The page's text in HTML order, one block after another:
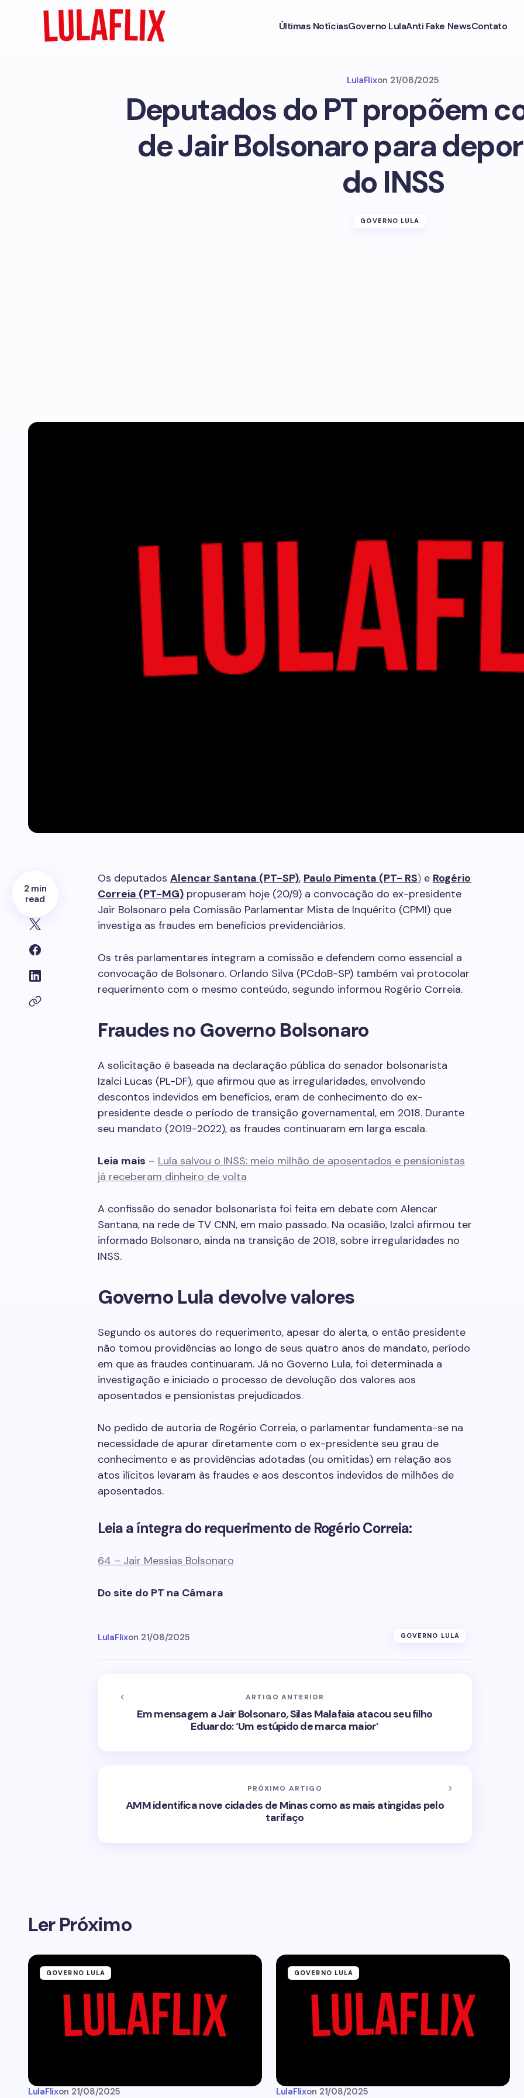
Últimas NotíciasGoverno LulaAnti Fake NewsContato
LulaFlixon 21/08/2025
Deputados do PT propõem
de Jair Bolsonaro para
do INSS
GOVERNO LULA
2 min
read
Os deputados Alencar Santana (PT-SP), Paulo Pimenta (PT- RS) e Rogério
Correia (PT-MG) propuseram hoje (20/9) a convocação do ex-presidente
Jair Bolsonaro pela Comissão Parlamentar Mista de Inquérito (CPMI) que
investiga as fraudes em benefícios previdenciários.
Os três parlamentares integram a comissão e defendem como essencial a
convocação de Bolsonaro. Orlando Silva (PCdoB-SP) também vai protocolar
requerimento com o mesmo conteúdo, segundo informou Rogério Correia.
Fraudes no Governo Bolsonaro
A solicitação é baseada na declaração pública do senador bolsonarista
Izalci Lucas (PL-DF), que afirmou que as irregularidades, envolvendo
descontos indevidos em benefícios, eram de conhecimento do ex-
presidente desde o período de transição governamental, em 2018. Durante
seu mandato (2019-2022), as fraudes continuaram em larga escala.
Leia mais – Lula salvou o INSS: meio milhão de aposentados e pensionistas
já receberam dinheiro de volta
A confissão do senador bolsonarista foi feita em debate com Alencar
Santana, na rede de TV CNN, em maio passado. Na ocasião, Izalci afirmou ter
informado Bolsonaro, ainda na transição de 2018, sobre irregularidades no
INSS.
Governo Lula devolve valores
Segundo os autores do requerimento, apesar do alerta, o então presidente
não tomou providências ao longo de seus quatro anos de mandato, período
em que as fraudes continuaram. Já no Governo Lula, foi determinada a
investigação e iniciado o processo de devolução dos valores aos
aposentados e pensionistas prejudicados.
No pedido de autoria de Rogério Correia, o parlamentar fundamenta-se na
necessidade de apurar diretamente com o ex-presidente seu grau de
conhecimento e as providências adotadas (ou omitidas) em relação aos
atos ilícitos levaram às fraudes e aos descontos indevidos de milhões de
aposentados.
Leia a íntegra do requerimento de Rogério Correia:
64 – Jair Messias Bolsonaro
Do site do PT na Câmara
LulaFlixon 21/08/2025 GOVERNO LULA
ARTIGO ANTERIOR
Em mensagem a Jair Bolsonaro, Silas Malafaia atacou seu filho
Eduardo: ‘Um estúpido de marca maior’
PRÓXIMO ARTIGO
AMM identifica nove cidades de Minas como as mais atingidas pelo
tarifaço
Ler Próximo
GOVERNO LULA
LulaFlixon 21/08/2025
GOVERNO LULA
LulaFlixon 21/08/2025